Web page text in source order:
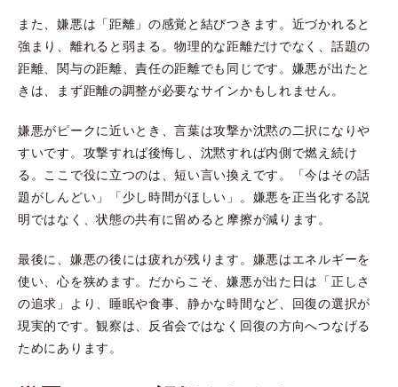
また、嫌悪は「距離」の感覚と結びつきます。近づかれると
強まり、離れると弱まる。物理的な距離だけでなく、話題の
距離、関与の距離、責任の距離でも同じです。嫌悪が出たと
きは、まず距離の調整が必要なサインかもしれません。
嫌悪がピークに近いとき、言葉は攻撃か沈黙の二択になりや
すいです。攻撃すれば後悔し、沈黙すれば内側で燃え続け
る。ここで役に立つのは、短い言い換えです。「今はその話
題がしんどい」「少し時間がほしい」。嫌悪を正当化する説
明ではなく、状態の共有に留めると摩擦が減ります。
最後に、嫌悪の後には疲れが残ります。嫌悪はエネルギーを
使い、心を狭めます。だからこそ、嫌悪が出た日は「正しさ
の追求」より、睡眠や食事、静かな時間など、回復の選択が
現実的です。観察は、反省会ではなく回復の方向へつなげる
ためにあります。